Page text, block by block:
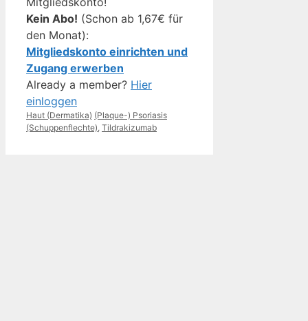
Kein Abo! (Schon ab 1,67€ für
den Monat):
Mitgliedskonto einrichten und
Zugang erwerben
Already a member? Hier
einloggen
Kategorien
Haut (Dermatika) Schlagwörter
(Plaque-) Psoriasis
(Schuppenflechte), Tildrakizumab